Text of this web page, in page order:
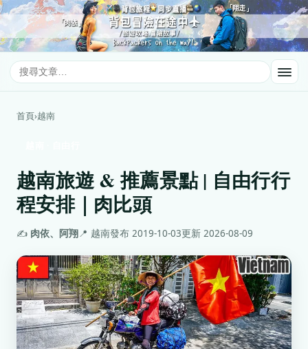
首頁›越南
越南旅遊 & 推薦景點 | 自由行行
程安排｜肉比頭
✍️ 肉依、阿翔📍 越南發布 2019-10-03更新 2026-08-09